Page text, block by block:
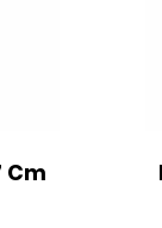
Cm